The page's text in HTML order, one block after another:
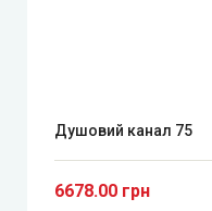
Душовий канал 75
6678.00 грн